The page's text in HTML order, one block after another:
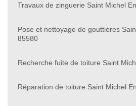
Travaux de zinguerie Saint Michel
Pose et nettoyage de gouttières
85580
Recherche fuite de toiture Saint
Réparation de toiture Saint Michel